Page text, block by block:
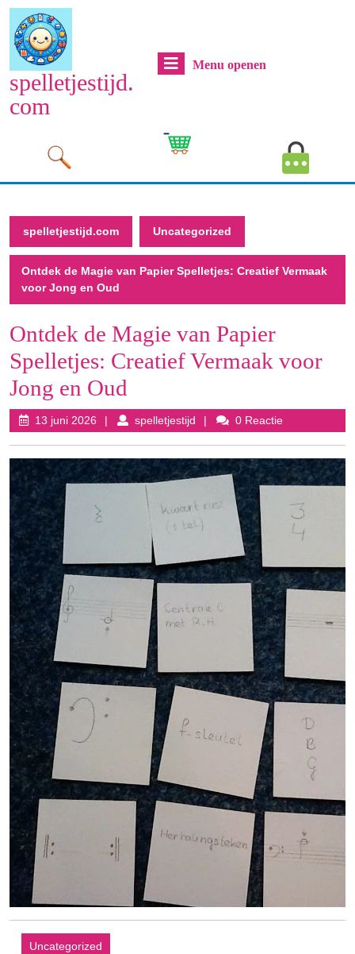
Naar
inhoud
gaan
spelletjestijd.
com
Menu openenMenu
Cart
spelletjestijd.com Uncategorized
Ontdek de Magie van Papier Spelletjes: Creatief Vermaak
voor Jong en Oud
Ontdek de Magie van Papier
Spelletjes: Creatief Vermaak voor
Jong en Oud
13 juni 2026 13
juni
spelletjestijd spelletjestijd0 Reactie
Uncategorized